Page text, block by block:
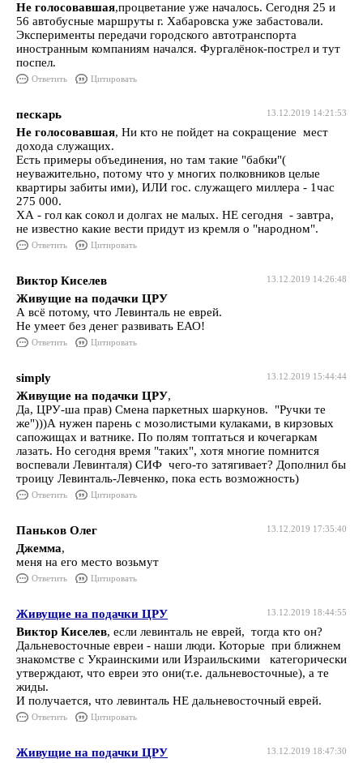
Не голосовавшая,процветание уже началось. Сегодня 25 и
56 автобусные маршруты г. Хабаровска уже забастовали.
Эксперименты передачи городского автотранспорта
иностранным компаниям начался. Фургалёнок-пострел и тут
поспел.
Ответить Цитировать
13.12.2019 14:21:53
пескарь
Не голосовавшая, Ни кто не пойдет на сокращение мест
дохода служащих.
Есть примеры объединения, но там такие "бабки"(
неуважительно, потому что у многих полковников целые
квартиры забиты ими), ИЛИ гос. служащего миллера - 1час
275 000.
ХА - гол как сокол и долгах не малых. НЕ сегодня - завтра,
не известно какие вести придут из кремля о "народном".
Ответить Цитировать
13.12.2019 14:26:48
Виктор Киселев
Живущие на подачки ЦРУ
А всё потому, что Левинталь не еврей.
Не умеет без денег развивать ЕАО!
Ответить Цитировать
13.12.2019 15:44:44
simply
Живущие на подачки ЦРУ,
Да, ЦРУ-ша прав) Смена паркетных шаркунов. "Ручки те
же")))А нужен парень с мозолистыми кулаками, в кирзовых
сапожищах и ватнике. По полям топтаться и кочегаркам
лазать. Но сегодня время "таких", хотя многие помнится
воспевали Левинталя) СИФ чего-то затягивает? Дополнил бы
троицу Левинталь-Левченко, пока есть возможность)
Ответить Цитировать
13.12.2019 17:35:40
Паньков Олег
Джемма,
меня на его место возьмут
Ответить Цитировать
13.12.2019 18:44:55
Живущие на подачки ЦРУ
Виктор Киселев, если левинталь не еврей, тогда кто он?
Дальневосточные евреи - наши люди. Которые при ближнем
знакомстве с Украинскими или Израильскими категорически
утверждают, что евреи это они(т.е. дальневосточные), а те
жиды.
И получается, что левинталь НЕ дальневосточный еврей.
Ответить Цитировать
13.12.2019 18:47:30
Живущие на подачки ЦРУ